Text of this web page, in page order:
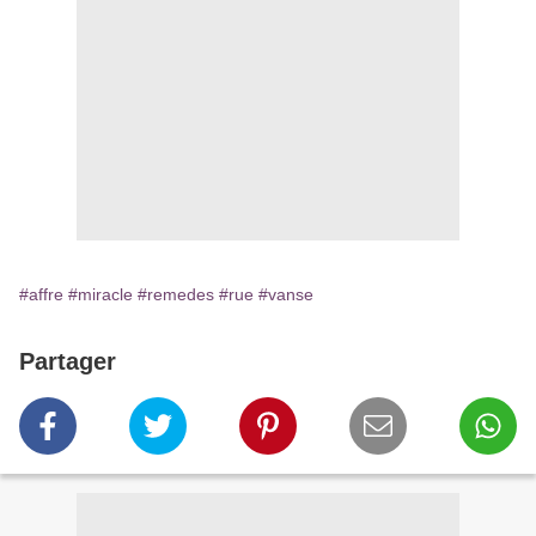
#affre #miracle #remedes #rue #vanse
Partager